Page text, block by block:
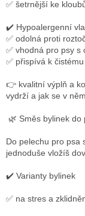
✅ šetrnější ke
✔️ Hypoalergenní
✅ odolná proti
✅ vhodná pro psy s
✅ přispívá k
👉 kvalitní výplň a
vydrží a jak se v
🌿 Směs bylinek
Do pelechu pro psa
jednoduše vložíš
✔️ Varianty bylinek
✅ na stres a